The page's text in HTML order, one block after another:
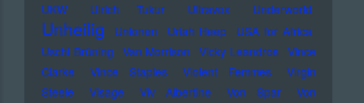
UKW Ulrich Tukur Ultravox Underworld
Unheilig Unionen Uriah Heep
USA for Africa
Uschi Brüning Van Morrison Vicky Leandros Vince
Clarke
Vince Staples Violent Femmes
Virgin
Steele
Visage Viv Albertine Von Spar
Von